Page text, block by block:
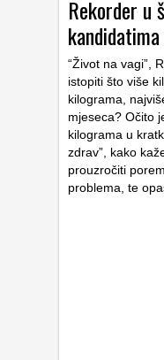
Rekorder u
“Život na vagi”,
istopiti što više
kilograma,
mjeseca? Očito
kilograma u
zdrav”, kako
prouzročiti
problema, te